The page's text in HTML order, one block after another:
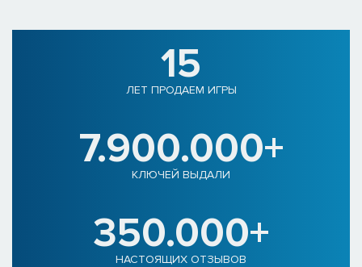
15
ЛЕТ ПРОДАЕМ ИГРЫ
7.900.000+
КЛЮЧЕЙ ВЫДАЛИ
350.000+
НАСТОЯЩИХ ОТЗЫВОВ